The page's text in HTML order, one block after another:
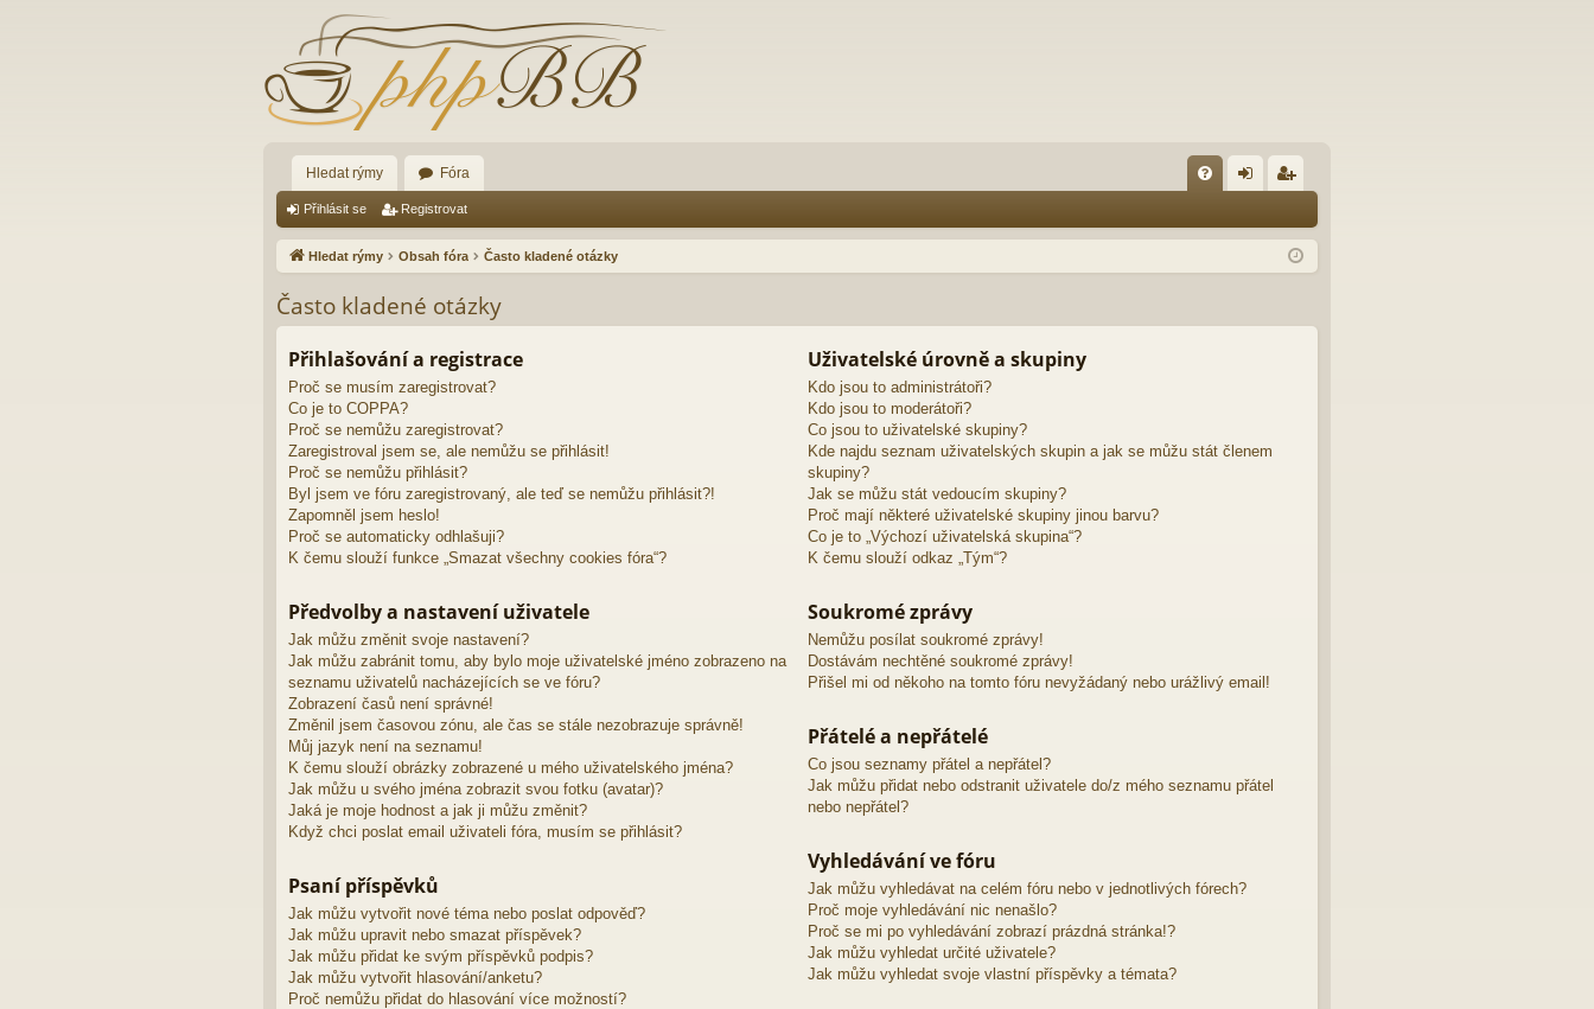
Hledat rýmy Fóra
Q lá ist
Přihlásit se Registrovat
Hledat rýmy Obsah fóra Často kladené otázky
Často kladené otázky
Přihlašování a registrace
Proč se musím zaregistrovat?
Co je to COPPA?
Proč se nemůžu zaregistrovat?
Zaregistroval jsem se, ale nemůžu se přihlásit!
Proč se nemůžu přihlásit?
Byl jsem ve fóru zaregistrovaný, ale teď se nemůžu přihlásit?!
Zapomněl jsem heslo!
Proč se automaticky odhlašuji?
K čemu slouží funkce „Smazat všechny cookies fóra“?
Předvolby a nastavení uživatele
Jak můžu změnit svoje nastavení?
Jak můžu zabránit tomu, aby bylo moje uživatelské jméno zobrazeno na
seznamu uživatelů nacházejících se ve fóru?
Zobrazení časů není správné!
Změnil jsem časovou zónu, ale čas se stále nezobrazuje správně!
Můj jazyk není na seznamu!
K čemu slouží obrázky zobrazené u mého uživatelského jména?
Jak můžu u svého jména zobrazit svou fotku (avatar)?
Jaká je moje hodnost a jak ji můžu změnit?
Když chci poslat email uživateli fóra, musím se přihlásit?
Psaní příspěvků
Jak můžu vytvořit nové téma nebo poslat odpověď?
Jak můžu upravit nebo smazat příspěvek?
Jak můžu přidat ke svým příspěvků podpis?
Jak můžu vytvořit hlasování/anketu?
Proč nemůžu přidat do hlasování více možností?
Uživatelské úrovně a skupiny
Kdo jsou to administrátoři?
Kdo jsou to moderátoři?
Co jsou to uživatelské skupiny?
Kde najdu seznam uživatelských skupin a jak se můžu stát členem
skupiny?
Jak se můžu stát vedoucím skupiny?
Proč mají některé uživatelské skupiny jinou barvu?
Co je to „Výchozí uživatelská skupina“?
K čemu slouží odkaz „Tým“?
Soukromé zprávy
Nemůžu posílat soukromé zprávy!
Dostávám nechtěné soukromé zprávy!
Přišel mi od někoho na tomto fóru nevyžádaný nebo urážlivý email!
Přátelé a nepřátelé
Co jsou seznamy přátel a nepřátel?
Jak můžu přidat nebo odstranit uživatele do/z mého seznamu přátel
nebo nepřátel?
Vyhledávání ve fóru
Jak můžu vyhledávat na celém fóru nebo v jednotlivých fórech?
Proč moje vyhledávání nic nenašlo?
Proč se mi po vyhledávání zobrazí prázdná stránka!?
Jak můžu vyhledat určité uživatele?
Jak můžu vyhledat svoje vlastní příspěvky a témata?